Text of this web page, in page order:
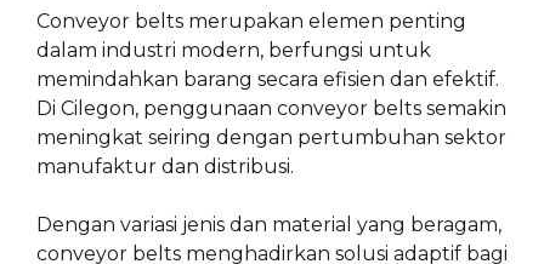
Conveyor belts merupakan elemen penting
dalam industri modern, berfungsi untuk
memindahkan barang secara efisien dan efektif.
Di Cilegon, penggunaan conveyor belts semakin
meningkat seiring dengan pertumbuhan sektor
manufaktur dan distribusi.
Dengan variasi jenis dan material yang beragam,
conveyor belts menghadirkan solusi adaptif bagi